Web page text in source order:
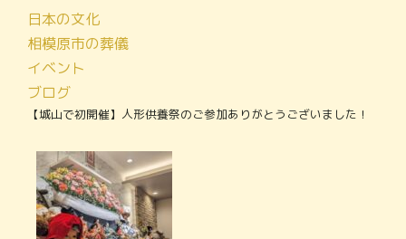
日本の文化
相模原市の葬儀
イベント
ブログ
【城山で初開催】人形供養祭のご参加ありがとうございました！